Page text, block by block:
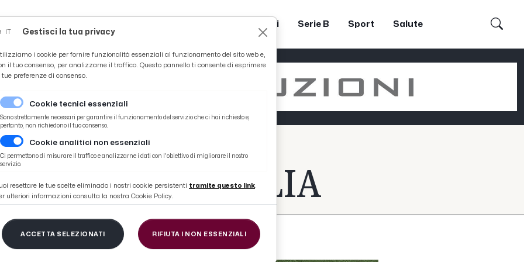
Coppa Teodori Serie B Sport Salute
BOSCAGLIA
Gestisci la tua privacy
i cookie per fornire funzionalità essenziali al funzionamento del sito web e,
il tuo consenso, per analizzarne il traffico. Questo pannello ti consente di esprimere
tue preferenze di consenso.
Cookie tecnici essenziali
Sono strettamente necessari per garantire il funzionamento del servizio che ci hai richiesto e,
pertanto, non richiedono il tuo consenso.
Cookie analitici non essenziali
Ci permettono di misurare il traffico e analizzarne i dati con l'obiettivo di migliorare il nostro
servizio.
resettare le tue scelte eliminado i nostri cookie persistenti tramite questo link.
ulteriori informazioni consulta la nostra Cookie Policy.
ACCETTA SELEZIONATI RIFIUTA I NON ESSENZIALI